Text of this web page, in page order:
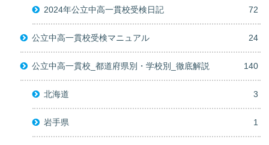
2024年公立中高一貫校受検日記 72
公立中高一貫校受検マニュアル 24
公立中高一貫校_都道府県別・学校別_徹底解説 140
北海道 3
岩手県 1